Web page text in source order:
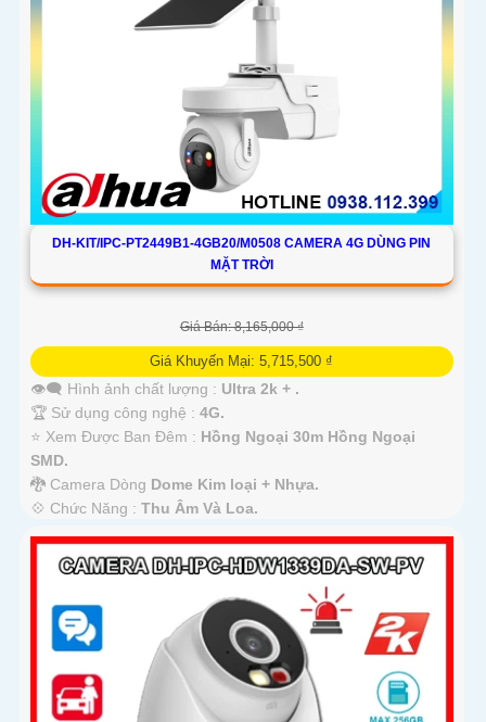
DH-KIT/IPC-PT2449B1-4GB20/M0508 CAMERA 4G DÙNG PIN
MẶT TRỜI
Giá Bán: 8,165,000 ₫
Giá Khuyến Mại: 5,715,500 ₫
👁️‍🗨 Hình ảnh chất lượng : Ultra 2k + .
🏆 Sử dụng công nghệ : 4G.
⭐ Xem Được Ban Đêm : Hồng Ngoại 30m Hồng Ngoại
SMD.
🐉️ Camera Dòng Dome Kim loại + Nhựa.
️💠 Chức Năng : Thu Âm Và Loa.